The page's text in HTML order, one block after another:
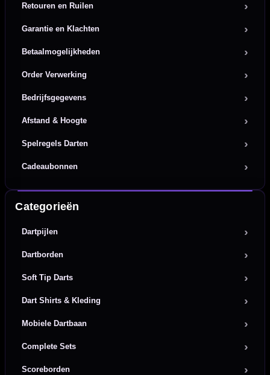
Retouren en Ruilen
Garantie en Klachten
Betaalmogelijkheden
Order Verwerking
Bedrijfsgegevens
Afstand & Hoogte
Spelregels Darten
Cadeaubonnen
Categorieën
Dartpijlen
Dartborden
Soft Tip Darts
Dart Shirts & Kleding
Mobiele Dartbaan
Complete Sets
Scoreborden